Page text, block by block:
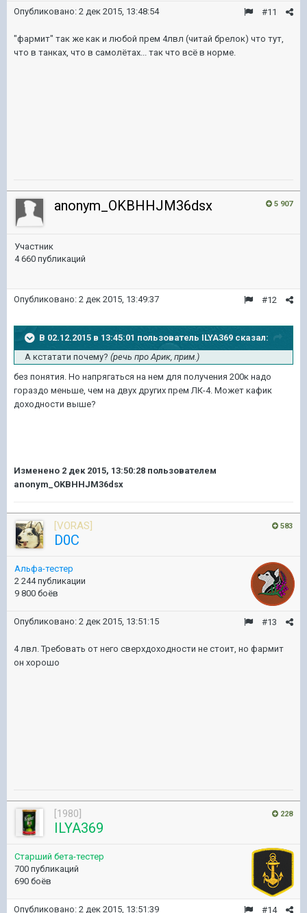
#11
Опубликовано: 2 дек 2015, 13:48:54
"фармит" так же как и любой прем 4лвл (читай брелок) что тут,
что в танках, что в самолётах... так что всё в норме.
5 907
anonym_OKBHHJM36dsx
Участник
4 660 публикаций
#12
Опубликовано: 2 дек 2015, 13:49:37
В 02.12.2015 в 13:45:01 пользователь ILYA369 сказал:
А кстатати почему? (речь про Арик, прим.)
без понятия. Но напрягаться на нем для получения 200к надо
гораздо меньше, чем на двух других прем ЛК-4. Может кафик
доходности выше?
Изменено 2 дек 2015, 13:50:28 пользователем
anonym_OKBHHJM36dsx
583
[VORAS]
D0C
Альфа-тестер
2 244 публикации
9 800 боёв
#13
Опубликовано: 2 дек 2015, 13:51:15
4 лвл. Требовать от него сверхдоходности не стоит, но фармит
он хорошо
228
[1980]
ILYA369
Старший бета-тестер
700 публикаций
690 боёв
#14
Опубликовано: 2 дек 2015, 13:51:39